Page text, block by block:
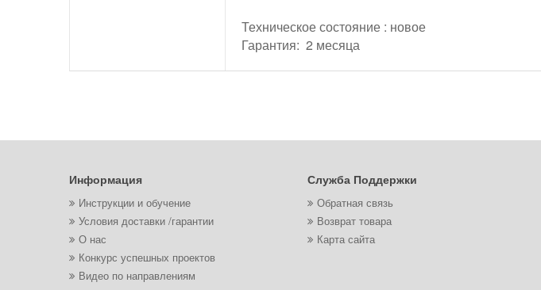
Техническое состояние : новое
Гарантия: 2 месяца
Информация
Инструкции и обучение
Условия доставки /гарантии
О нас
Конкурс успешных проектов
Видео по направлениям
Служба Поддержки
Обратная связь
Возврат товара
Карта сайта